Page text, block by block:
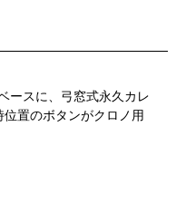
ースに、弓窓式永久カレ
置のボタンがクロノ用